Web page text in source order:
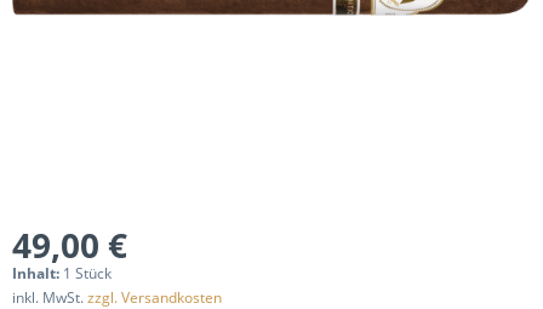
49,00 €
Inhalt: 1 Stück
inkl. MwSt.zzgl. Versandkosten